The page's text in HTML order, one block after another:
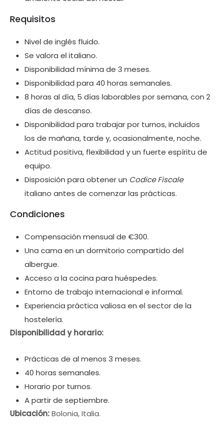
Requisitos
Nivel de inglés fluido.
Se valora el italiano.
Disponibilidad mínima de 3 meses.
Disponibilidad para 40 horas semanales.
8 horas al día, 5 días laborables por semana, con 2
días de descanso.
Disponibilidad para trabajar por turnos, incluidos
los de mañana, tarde y, ocasionalmente, noche.
Actitud positiva, flexibilidad y un fuerte espíritu de
equipo.
Disposición para obtener un Codice Fiscale
italiano antes de comenzar las prácticas.
Condiciones
Compensación mensual de €300.
Una cama en un dormitorio compartido del
albergue.
Acceso a la cocina para huéspedes.
Entorno de trabajo internacional e informal.
Experiencia práctica valiosa en el sector de la
hostelería.
Disponibilidad y horario:
Prácticas de al menos 3 meses.
40 horas semanales.
Horario por turnos.
A partir de septiembre.
Ubicación:Bolonia, Italia.